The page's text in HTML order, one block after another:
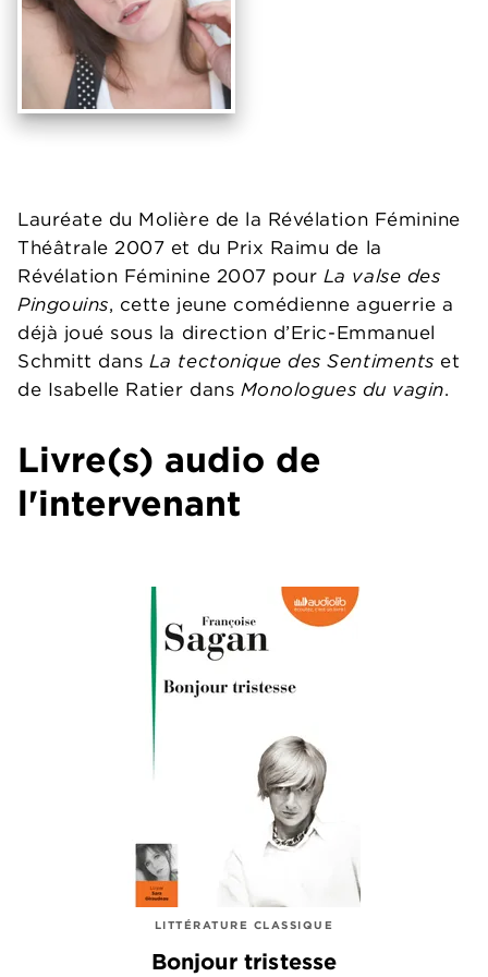
Lauréate du Molière de la Révélation Féminine
Théâtrale 2007 et du Prix Raimu de la
Révélation Féminine 2007 pour La valse des
Pingouins, cette jeune comédienne aguerrie a
déjà joué sous la direction d’Eric-Emmanuel
Schmitt dans La tectonique des Sentiments et
de Isabelle Ratier dans Monologues du vagin.
Livre(s) audio de
l'intervenant
LITTÉRATURE CLASSIQUE
Bonjour tristesse